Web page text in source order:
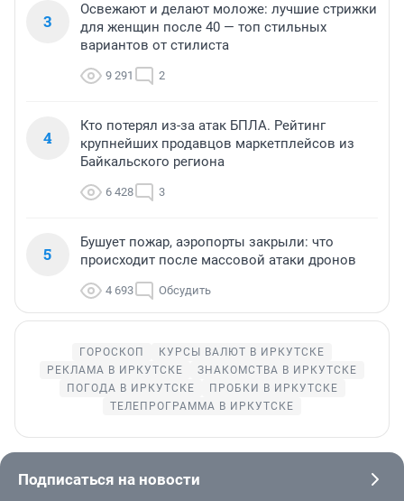
3
Освежают и делают моложе: лучшие стрижки
для женщин после 40 — топ стильных
вариантов от стилиста
9 291 2
4
Кто потерял из-за атак БПЛА. Рейтинг
крупнейших продавцов маркетплейсов из
Байкальского региона
6 428 3
5
Бушует пожар, аэропорты закрыли: что
происходит после массовой атаки дронов
4 693 Обсудить
ГОРОСКОП
КУРСЫ ВАЛЮТ В ИРКУТСКЕ
РЕКЛАМА В ИРКУТСКЕ
ЗНАКОМСТВА В ИРКУТСКЕ
ПОГОДА В ИРКУТСКЕ
ПРОБКИ В ИРКУТСКЕ
ТЕЛЕПРОГРАММА В ИРКУТСКЕ
Подписаться на новости